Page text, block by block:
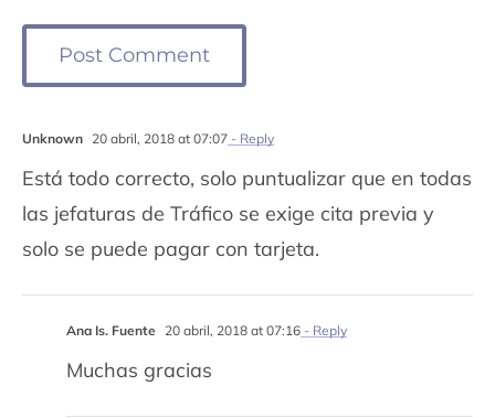
Unknown 20 abril, 2018 at 07:07- Reply
Está todo correcto, solo puntualizar que en todas
las jefaturas de Tráfico se exige cita previa y
solo se puede pagar con tarjeta.
Ana Is. Fuente 20 abril, 2018 at 07:16- Reply
Muchas gracias